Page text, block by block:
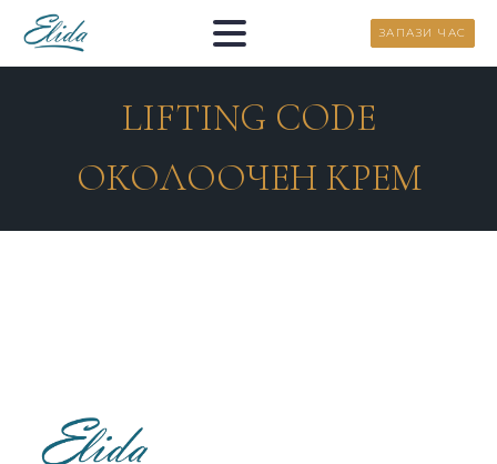
ЗАПАЗИ ЧАС
LIFTING CODE
ОКОЛООЧЕН КРЕМ